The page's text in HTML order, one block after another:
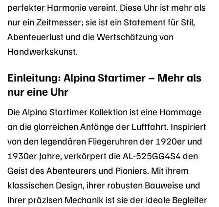
perfekter Harmonie vereint. Diese Uhr ist mehr als
nur ein Zeitmesser; sie ist ein Statement für Stil,
Abenteuerlust und die Wertschätzung von
Handwerkskunst.
Einleitung: Alpina Startimer – Mehr als
nur eine Uhr
Die Alpina Startimer Kollektion ist eine Hommage
an die glorreichen Anfänge der Luftfahrt. Inspiriert
von den legendären Fliegeruhren der 1920er und
1930er Jahre, verkörpert die AL-525GG4S4 den
Geist des Abenteurers und Pioniers. Mit ihrem
klassischen Design, ihrer robusten Bauweise und
ihrer präzisen Mechanik ist sie der ideale Begleiter